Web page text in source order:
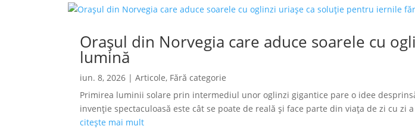
Orașul din Norvegia care aduce soarele cu
lumină
iun. 8, 2026 |Articole, Fără categorie
Primirea luminii solare prin intermediul unor oglinzi gigantice pare o idee
invenție spectaculoasă este cât se poate de reală și face parte din viața de zi cu zi
citește mai mult